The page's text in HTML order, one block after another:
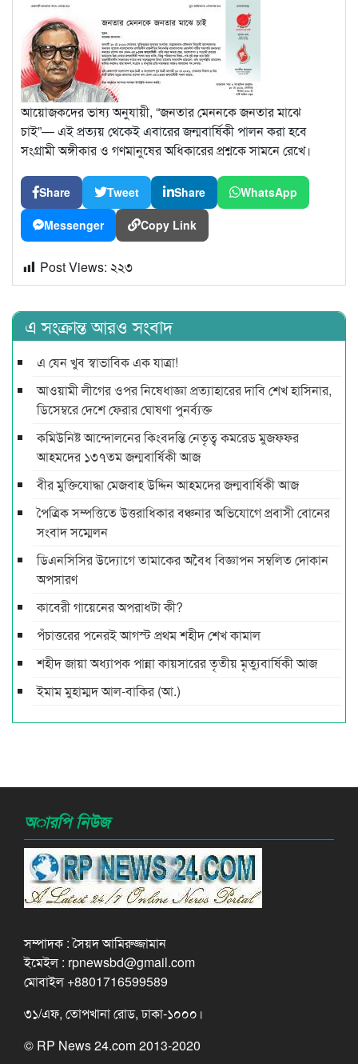
আয়োজকদের ভাষ্য অনুযায়ী, “জনতার মেননকে জনতার মাঝে
চাই”— এই প্রত্যয় থেকেই এবারের জন্মবার্ষিকী পালন করা হবে
সংগ্রামী অঙ্গীকার ও গণমানুষের অধিকারের প্রশ্নকে সামনে রেখে।
Share Tweet Share WhatsApp
Messenger Copy Link
Post Views: ২২৩
এ সংক্রান্ত আরও সংবাদ
এ যেন খুব স্বাভাবিক এক যাত্রা!
আওয়ামী লীগের ওপর নিষেধাজ্ঞা প্রত্যাহারের দাবি শেখ হাসিনার,
ডিসেম্বরে দেশে ফেরার ঘোষণা পুনর্ব্যক্ত
কমিউনিষ্ট আন্দোলনের কিংবদন্তি নেতৃত্ব কমরেড মুজফ্ফর
আহমদের ১৩৭তম জন্মবার্ষিকী আজ
বীর মুক্তিযোদ্ধা মেজবাহ উদ্দিন আহমদের জন্মবার্ষিকী আজ
পৈত্রিক সম্পত্তিতে উত্তরাধিকার বঞ্চনার অভিযোগে প্রবাসী বোনের
সংবাদ সম্মেলন
ডিএনসিসির উদ্যোগে তামাকের অবৈধ বিজ্ঞাপন সম্বলিত দোকান
অপসারণ
কাবেরী গায়েনের অপরাধটা কী?
পঁচাত্তরের পনেরই আগস্ট প্রথম শহীদ শেখ কামাল
শহীদ জায়া অধ্যাপক পান্না কায়সারের তৃতীয় মৃত্যুবার্ষিকী আজ
ইমাম মুহাম্মদ আল-বাকির (আ.)
অারপি নিউজ
সম্পাদক : সৈয়দ আমিরুজ্জামান
ইমেইল : rpnewsbd@gmail.com
মোবাইল +8801716599589
৩১/এফ, তোপখানা রোড, ঢাকা-১০০০।
© RP News 24.com 2013-2020